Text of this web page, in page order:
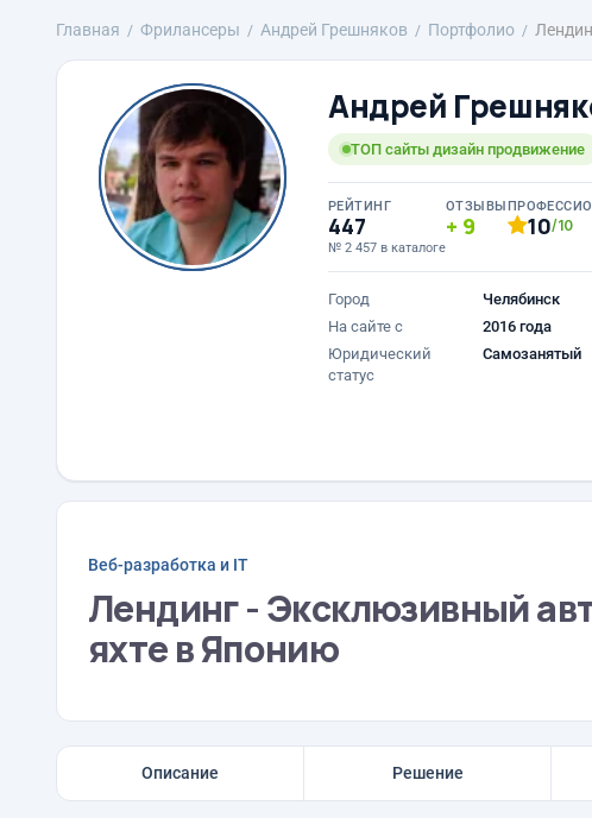
Главная Фрилансеры Андрей Грешняков Портфолио
Андрей
ТОП сайты дизайн продвижение
РЕЙТИНГ
447
№ 2 457 в каталоге
ОТЗЫВЫ
9 10/10
Город
Челябинск
На сайте с
2016 года
Юридический
статус
Самозанятый
Веб-разработка и IT
Лендинг - Эксклюзивный
яхте в Японию
Описание Решение